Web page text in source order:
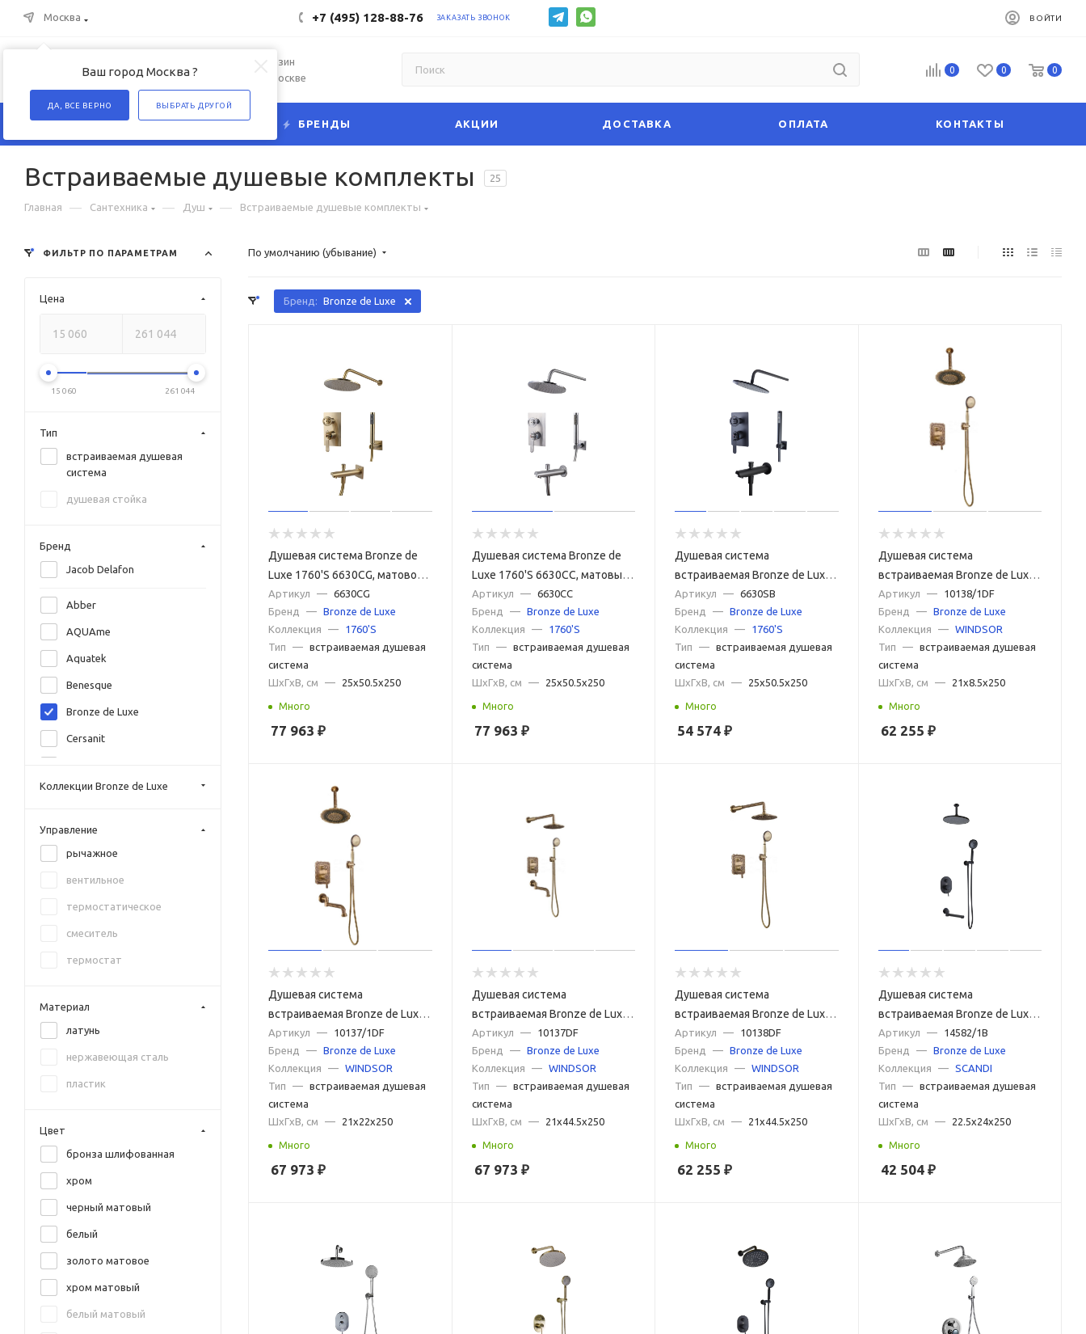
Москва
Ваш город Москва ?
ДА, ВСЕ ВЕРНО ВЫБРАТЬ ДРУГОЙ
+7 (495) 128-88-76 ЗАКАЗАТЬ ЗВОНОК ВОЙТИ
Интернет-магазин
сантехники в Москве
0 0 0
КАТАЛОГ БРЕНДЫ АКЦИИ ДОСТАВКА ОПЛАТА КОНТАКТЫ
Встраиваемые душевые комплекты 25
Главная — Сантехника — Душ — Встраиваемые душевые комплекты
По умолчанию (убывание)
Бренд: Bronze de Luxe
Душевая система Bronze de
Luxe 1760'S 6630CG, матовое
золото
Артикул — 6630CG
Бренд
— Bronze de Luxe
Коллекция
—
1760'S
Тип
— встраиваемая душевая
система
ШxГxВ, см
— 25x50.5x250
Много
77 963 ₽
Душевая система Bronze de
Luxe 1760'S 6630CC, матовый
хром
Артикул —
6630CC
Бренд
—
Bronze de Luxe
Коллекция
—
1760'S
Тип
—
встраиваемая душевая
система
ШxГxВ, см
— 25x50.5x250
Много
77 963 ₽
Душевая система
встраиваемая Bronze de Luxe
1760'S 6630SB, черный
Артикул — 6630SB
Бренд
— Bronze de Luxe
Коллекция
—
1760'S
Тип
— встраиваемая душевая
система
ШxГxВ, см
— 25x50.5x250
Много
54 574 ₽
Душевая система
встраиваемая Bronze de Luxe
WINDSOR 10138/1DF, бронза
Артикул —
10138/1DF
Бренд
—
Bronze de Luxe
Коллекция
—
WINDSOR
Тип
—
встраиваемая душевая
система
ШxГxВ, см
— 21x8.5x250
Много
62 255 ₽
Душевая система
встраиваемая Bronze de Luxe
WINDSOR 10137/1DF, бронза
Артикул —
10137/1DF
Бренд
— Bronze de Luxe
Коллекция
— WINDSOR
Тип
— встраиваемая душевая
система
ШxГxВ, см
— 21x22x250
Много
67 973 ₽
Душевая система
встраиваемая Bronze de Luxe
WINDSOR 10137DF, бронза
Артикул —
10137DF
Бренд
—
Bronze de Luxe
Коллекция
—
WINDSOR
Тип
—
встраиваемая душевая
система
ШxГxВ, см
— 21x44.5x250
Много
67 973 ₽
Душевая система
встраиваемая Bronze de Luxe
WINDSOR 10138DF, бронза
Артикул —
10138DF
Бренд
— Bronze de Luxe
Коллекция
— WINDSOR
Тип
— встраиваемая душевая
система
ШxГxВ, см
— 21x44.5x250
Много
62 255 ₽
Душевая система
встраиваемая Bronze de Luxe
SCANDI 14582/1B, черный
Артикул —
14582/1B
Бренд
—
Bronze de Luxe
Коллекция
—
SCANDI
Тип
—
встраиваемая душевая
система
ШxГxВ, см
— 22.5x24x250
Много
42 504₽
ФИЛЬТР ПО ПАРАМЕТРАМ
Цена
15 060 261 044
Тип
встраиваемая душевая
система
душевая стойка
Бренд
Jacob Delafon
Abber
AQUAme
Aquatek
Benesque
Bronze de Luxe
Cersanit
Grohe
WHITECROSS
Коллекции Bronze de Luxe
Управление
рычажное
вентильное
термостатическое
смеситель
термостат
Материал
латунь
нержавеющая сталь
пластик
Цвет
бронза шлифованная
хром
черный матовый
белый
золото матовое
хром матовый
белый матовый